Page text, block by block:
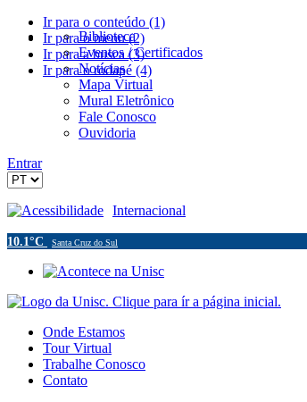
Ir para o conteúdo (1)
Ir para o menu (2)
Ir para a busca (3)
Ir para o rodapé (4)
Biblioteca
Eventos / Certificados
Notícias
Mapa Virtual
Mural Eletrônico
Fale Conosco
Ouvidoria
Entrar
Acessibilidade Internacional
10.1°C Santa Cruz do Sul
Onde Estamos
Tour Virtual
Trabalhe Conosco
Contato